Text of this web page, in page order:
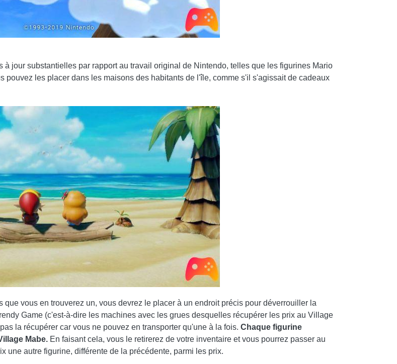
jour substantielles par rapport au travail original de Nintendo, telles que les figurines Mario
pouvez les placer dans les maisons des habitants de l'île, comme s'il s'agissait de cadeaux
vous en trouverez un, vous devrez le placer à un endroit précis pour déverrouiller la
Game (c'est-à-dire les machines avec les grues desquelles récupérer les prix au Village
la récupérer car vous ne pouvez en transporter qu'une à la fois. Chaque figurine
Mabe. En faisant cela, vous le retirerez de votre inventaire et vous pourrez passer au
une autre figurine, différente de la précédente, parmi les prix.